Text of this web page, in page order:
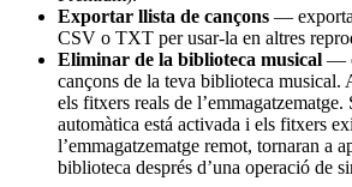
Exportar llista de cançons —
CSV o TXT per usar-la en altres
Eliminar de la biblioteca musical —
cançons de la teva biblioteca musical.
els fitxers reals de
automàtica está activada i els fitxers
l’emmagatzematge remot, tornaran a
biblioteca després d’una operació de